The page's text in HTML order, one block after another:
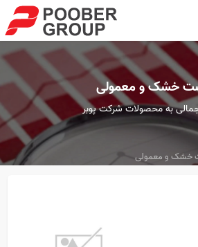
خشک و معمولی
به محصولات شرکت پوبر
خشک و معمولی